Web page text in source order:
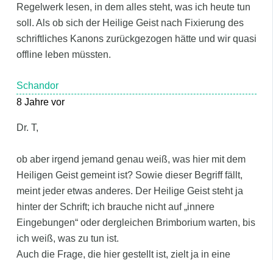
Regelwerk lesen, in dem alles steht, was ich heute tun
soll. Als ob sich der Heilige Geist nach Fixierung des
schriftliches Kanons zurückgezogen hätte und wir quasi
offline leben müssten.
Schandor
8 Jahre vor
Dr. T,
ob aber irgend jemand genau weiß, was hier mit dem
Heiligen Geist gemeint ist? Sowie dieser Begriff fällt,
meint jeder etwas anderes. Der Heilige Geist steht ja
hinter der Schrift; ich brauche nicht auf „innere
Eingebungen“ oder dergleichen Brimborium warten, bis
ich weiß, was zu tun ist.
Auch die Frage, die hier gestellt ist, zielt ja in eine